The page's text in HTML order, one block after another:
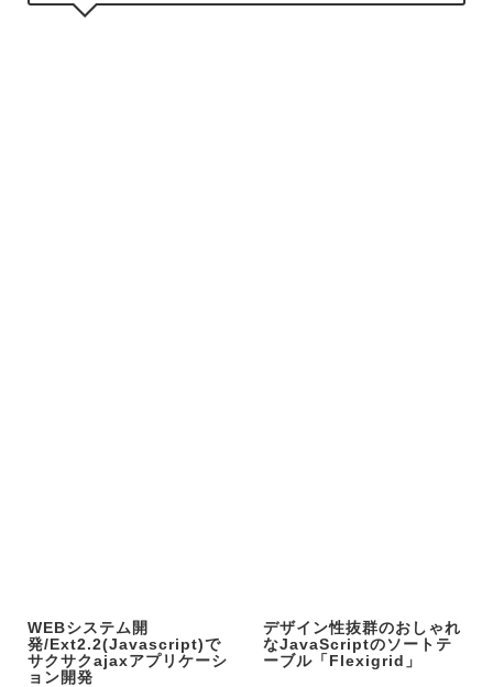
WEBシステム開
発/Ext2.2(Javascript)で
サクサクajaxアプリケーシ
ョン開発
デザイン性抜群のおしゃれ
なJavaScriptのソートテ
ーブル「Flexigrid」